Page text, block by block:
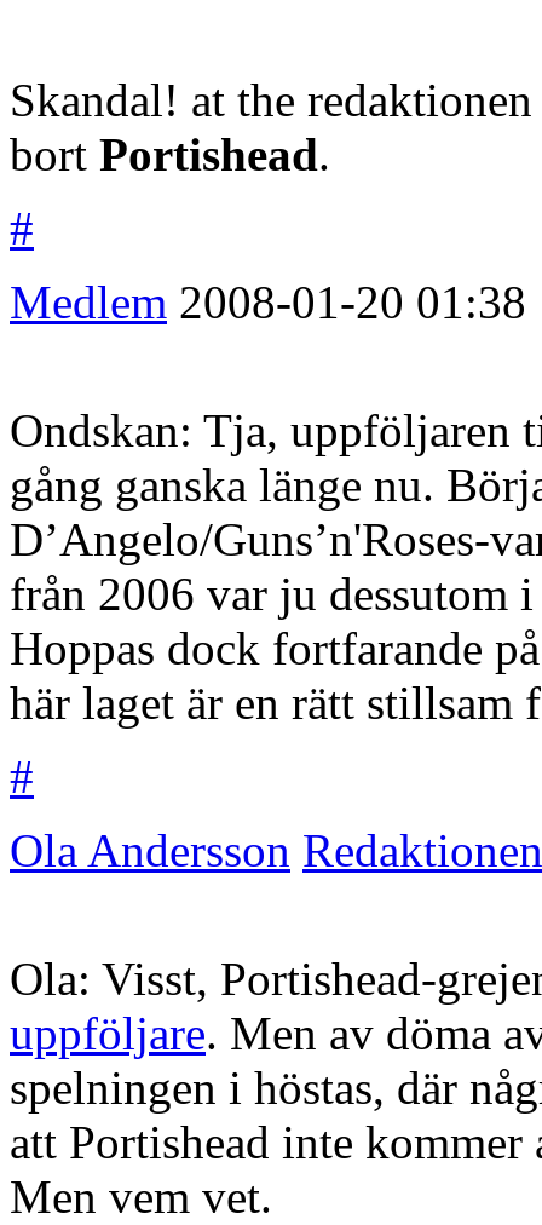
Skandal! at the
bort Portishead.
#
Medlem 2008-01-20 01:38
Ondskan: Tja, uppföljaren
gång ganska länge nu.
D’Angelo/Guns’n'Roses-
från 2006 var ju dessutom
Hoppas dock fortfarande
här laget är en rätt stillsam
#
Ola Andersson Redaktionen
Ola: Visst, Portishead-
uppföljare. Men av döma
spelningen i höstas, där
att Portishead inte kommer
Men vem vet.